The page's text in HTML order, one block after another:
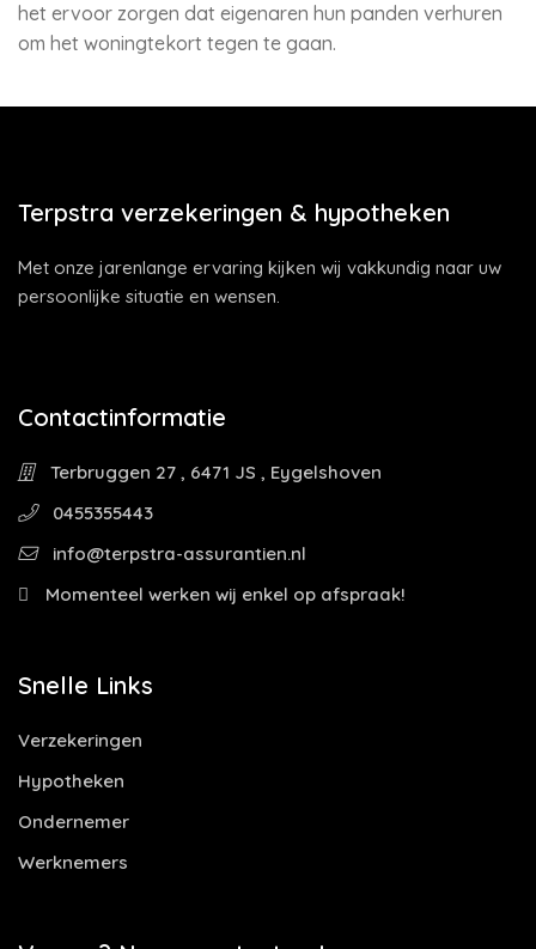
het ervoor zorgen dat eigenaren hun panden verhuren
om het woningtekort tegen te gaan.
Terpstra verzekeringen & hypotheken
Met onze jarenlange ervaring kijken wij vakkundig naar uw
persoonlijke situatie en wensen.
Contactinformatie
Terbruggen 27 , 6471 JS , Eygelshoven
0455355443
info@terpstra-assurantien.nl
Momenteel werken wij enkel op afspraak!
Snelle Links
Verzekeringen
Hypotheken
Ondernemer
Werknemers